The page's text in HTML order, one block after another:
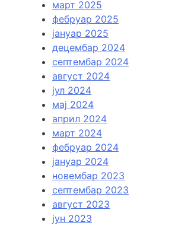
март 2025
фебруар 2025
јануар 2025
децембар 2024
септембар 2024
август 2024
јул 2024
мај 2024
април 2024
март 2024
фебруар 2024
јануар 2024
новембар 2023
септембар 2023
август 2023
јун 2023